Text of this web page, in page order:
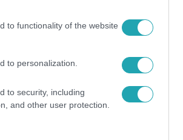
to functionality of the website
to personalization.
to security, including
and other user protection.